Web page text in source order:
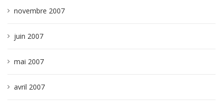
novembre 2007
juin 2007
mai 2007
avril 2007